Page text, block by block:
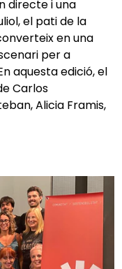
directe i una
el pati de la
en una
per a
aquesta edició, el
Carlos
Alicia Framis,